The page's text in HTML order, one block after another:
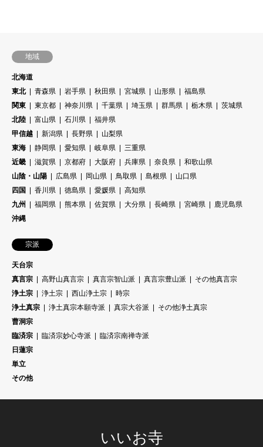
地域
北海道
東北
青森県 岩手県 秋田県 宮城県 山形県
福島県
関東
東京都 神奈川県 千葉県 埼玉県 群馬県 栃木県
茨城県
北陸
富山県 石川県
福井県
甲信越
新潟県 長野県
山梨県
東海
静岡県 愛知県 岐阜県
三重県
近畿
滋賀県 京都府 大阪府 兵庫県 奈良県
和歌山県
山陰・山陽
広島県 岡山県 鳥取県 島根県
山口県
四国
香川県 徳島県 愛媛県
高知県
九州
福岡県 熊本県 佐賀県 大分県 長崎県 宮崎県
鹿児島県
沖縄
宗派
天台宗
真言宗
高野山真言宗 真言宗智山派 真言宗豊山派
その他真言宗
浄土宗
浄土宗 西山浄土宗
時宗
浄土真宗
浄土真宗本願寺派 真宗大谷派
その他浄土真宗
曹洞宗
臨済宗
臨済宗妙心寺派
臨済宗南禅寺派
日蓮宗
単立
その他
いいお寺